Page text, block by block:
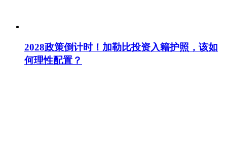
2028政策倒计时！加勒比投资入籍护照，该如
何理性配置？